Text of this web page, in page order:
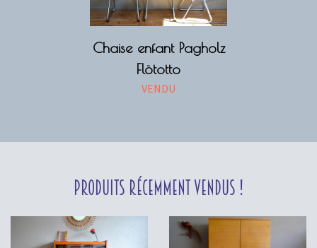
Chaise enfant Pagholz
Flötotto
VENDU
Produits récemment vendus !